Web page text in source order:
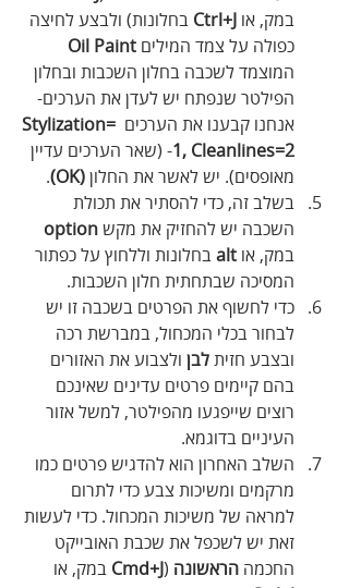
במק, או Ctrl+J בחלונות) ולבצע לחיצה
כפולה על צמד המילים Oil Paint
המוצמד לשכבה בחלון השכבות ובחלון
הפילטר שנפתח יש לעדן את הערכים-
אנחנו קבענו את הערכים Stylization=
1, Cleanlines=2- (שאר הערכים עדיין
מאופסים). יש לאשר את החלון (OK)
.
בשלב זה, כדי להסתיר את תכולת
השכבה יש להחזיק את מקש option
במק, או alt בחלונות וללחוץ על כפתור
המסיכה שבתחתית חלון השכבות.
כדי לחשוף את הפרטים בשכבה זו יש
לבחור בכלי המכחול, במברשת רכה
ובצבע חזית לבן ולצבוע את האזורים
בהם קיימים פרטים עדינים שאינכם
רוצים שייפגעו מהפילטר, למשל אזור
העיניים בדוגמא.
השלב האחרון הוא להדגיש פרטים כמו
מרקמים ומשיכות צבע כדי לתרום
למראה של משיכות המכחול. כדי לעשות
זאת יש לשכפל את שכבת האובייקט
החכמה הראשונה (
Cmd+J במק, או